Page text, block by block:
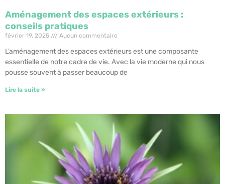
Aménagement des espaces extérieurs :
conseils pratiques
février 19, 2025 Aucun commentaire
L’aménagement des espaces extérieurs est une composante
essentielle de notre cadre de vie. Avec la vie moderne qui nous
pousse souvent à passer beaucoup de
Lire la suite »